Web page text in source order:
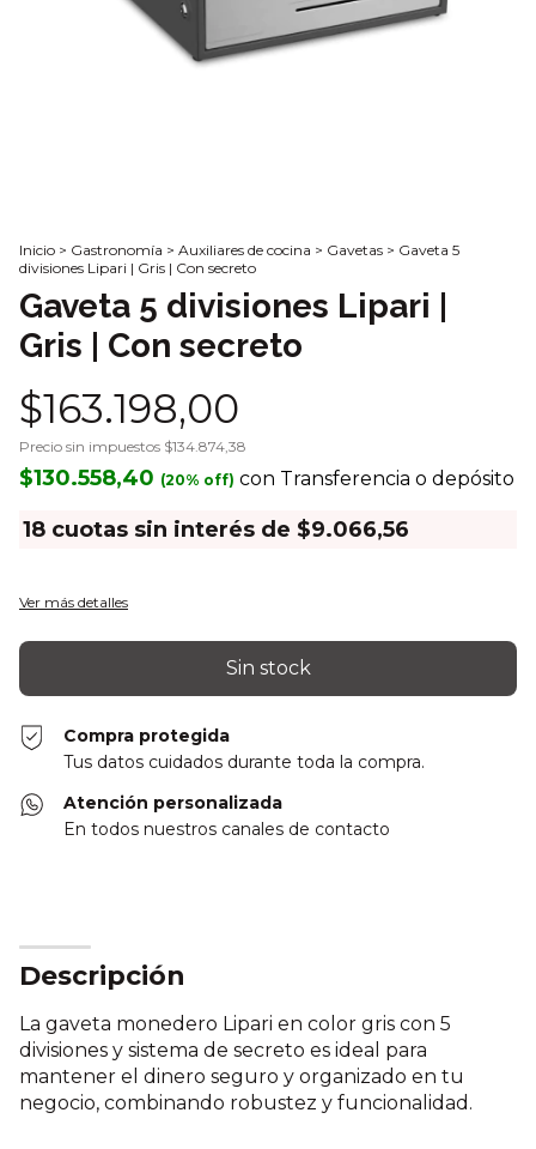
Inicio > Gastronomía > Auxiliares de cocina > Gavetas > Gaveta 5
divisiones Lipari | Gris | Con secreto
Gaveta 5 divisiones Lipari |
Gris | Con secreto
$163.198,00
Precio sin impuestos $134.874,38
$130.558,40 con Transferencia o depósito
18 cuotas sin interés de $9.066,56
Ver más detalles
Compra protegida
Tus datos cuidados durante toda la compra.
Atención personalizada
En todos nuestros canales de contacto
Descripción
La gaveta monedero Lipari en color gris con 5
divisiones y sistema de secreto es ideal para
mantener el dinero seguro y organizado en tu
negocio, combinando robustez y funcionalidad.